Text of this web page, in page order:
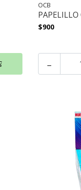
OCB
PAPELILLO
$900
-